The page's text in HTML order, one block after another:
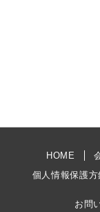
HOME
個人情報保護方
お問